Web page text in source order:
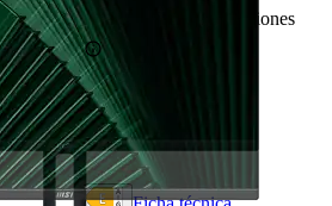
33 Basado en 33 valoraciones